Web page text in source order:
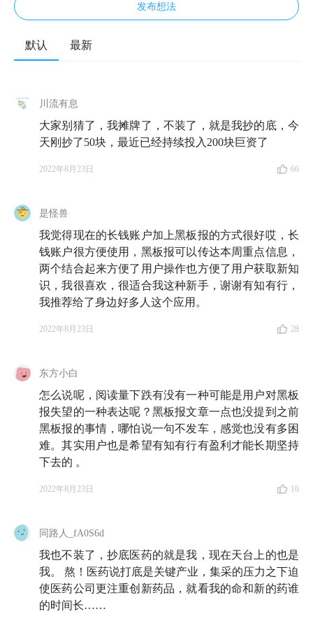
发布想法
默认 最新
川流有息
大家别猜了，我摊牌了，不装了，就是我抄的底，今
天刚抄了50块，最近已经持续投入200块巨资了
2022年8月23日 66
是怪兽
我觉得现在的长钱账户加上黑板报的方式很好哎，长
钱账户很方便使用，黑板报可以传达本周重点信息，
两个结合起来方便了用户操作也方便了用户获取新知
识，我很喜欢，很适合我这种新手，谢谢有知有行，
我推荐给了身边好多人这个应用。
2022年8月23日 28
东方小白
怎么说呢，阅读量下跌有没有一种可能是用户对黑板
报失望的一种表达呢？黑板报文章一点也没提到之前
黑板报的事情，哪怕说一句不发车，感觉也没有多困
难。其实用户也是希望有知有行有盈利才能长期坚持
下去的 。
2022年8月23日 16
同路人_fA0S6d
我也不装了，抄底医药的就是我，现在天台上的也是
我。 熬！医药说打底是关键产业，集采的压力之下迫
使医药公司更注重创新药品，就看我的命和新的药谁
的时间长……